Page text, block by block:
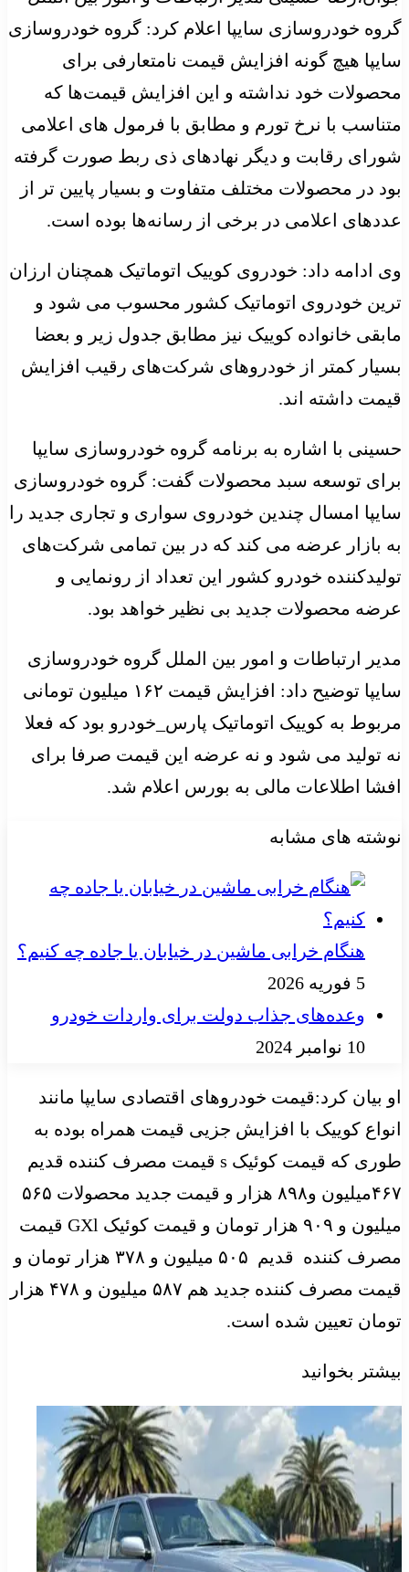
گروه خودروسازی سایپا اعلام کرد: گروه خودروسازی
سایپا هیچ گونه افزایش قیمت نامتعارفی برای
محصولات خود نداشته و این افزایش قیمت‌ها که
متناسب با نرخ تورم و مطابق با فرمول های اعلامی
شورای رقابت و دیگر نهادهای ذی ربط صورت گرفته
بود در محصولات مختلف متفاوت و بسیار پایین تر از
عددهای اعلامی در برخی از رسانه‌ها بوده است.
وی ادامه داد: خودروی کوییک اتوماتیک همچنان ارزان
ترین خودروی اتوماتیک کشور محسوب می شود و
مابقی خانواده کوییک نیز مطابق جدول زیر و بعضا
بسیار کمتر از خودروهای شرکت‌های رقیب افزایش
قیمت داشته اند.
حسینی با اشاره به برنامه گروه خودروسازی سایپا
برای توسعه سبد محصولات گفت: گروه خودروسازی
سایپا امسال چندین خودروی سواری و تجاری جدید را
به بازار عرضه می کند که در بین تمامی شرکت‌های
تولیدکننده خودرو کشور این تعداد از رونمایی و
عرضه محصولات جدید بی نظیر خواهد بود.
مدیر ارتباطات و امور بین الملل گروه خودروسازی
سایپا توضیح داد: افزایش قیمت ۱۶۲ میلیون تومانی
مربوط به کوییک اتوماتیک پارس_خودرو بود که فعلا
نه تولید می شود و نه عرضه این قیمت صرفا برای
افشا اطلاعات مالی به بورس اعلام شد.
نوشته های مشابه
هنگام خرابی ماشین در خیابان یا جاده چه کنیم؟
5 فوریه 2026
وعده‌های جذاب دولت برای واردات خودرو
10 نوامبر 2024
او بیان کرد:قیمت خودروهای اقتصادی سایپا مانند
انواع کوییک با افزایش جزیی قیمت همراه بوده به
طوری که‌ قیمت کوئیک s قیمت مصرف کننده قدیم
۴۶۷میلیون و۸۹۸ هزار و قیمت جدید محصولات ۵۶۵
میلیون و ۹۰۹ هزار تومان و قیمت کوئیک GXl قیمت
مصرف کننده قدیم ۵۰۵ میلیون و ۳۷۸ هزار تومان و
قیمت مصرف کننده جدید هم ۵۸۷ میلیون و ۴۷۸ هزار
تومان تعیین شده است.
بیشتر بخوانید